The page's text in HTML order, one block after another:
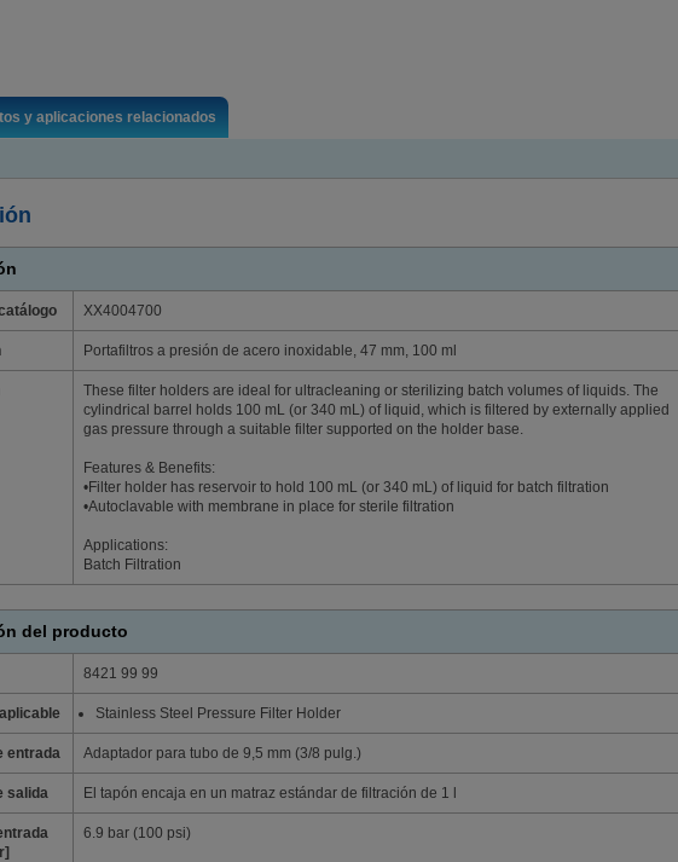
y aplicaciones relacionados
XX4004700
Portafiltros a presión de acero inoxidable, 47 mm, 100 ml
These filter holders are ideal for ultracleaning or sterilizing batch volumes of liquids. The
cylindrical barrel holds 100 mL (or 340 mL) of liquid, which is filtered by externally applied
gas pressure through a suitable filter supported on the holder base.
Features & Benefits:
•Filter holder has reservoir to hold 100 mL (or 340 mL) of liquid for batch filtration
•Autoclavable with membrane in place for sterile filtration
Applications:
Batch Filtration
del producto
8421 99 99
Stainless Steel Pressure Filter Holder
entrada Adaptador para tubo de 9,5 mm (3/8 pulg.)
salida El tapón encaja en un matraz estándar de filtración de 1 l
6.9 bar (100 psi)